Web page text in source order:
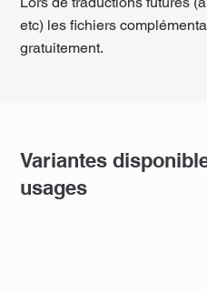
etc) les fichiers
gratuitement.
Variantes
usages